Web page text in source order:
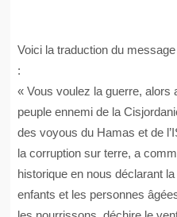
Voici la traduction du
:
« Vous voulez la guerre, alors
peuple ennemi de la
des voyous du Hamas et de
la corruption sur terre, a
historique en nous déclarant
enfants et les personnes